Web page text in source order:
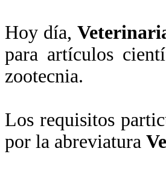
Hoy día,
para artículos
zootecnia.
Los requisitos
por la abreviatura